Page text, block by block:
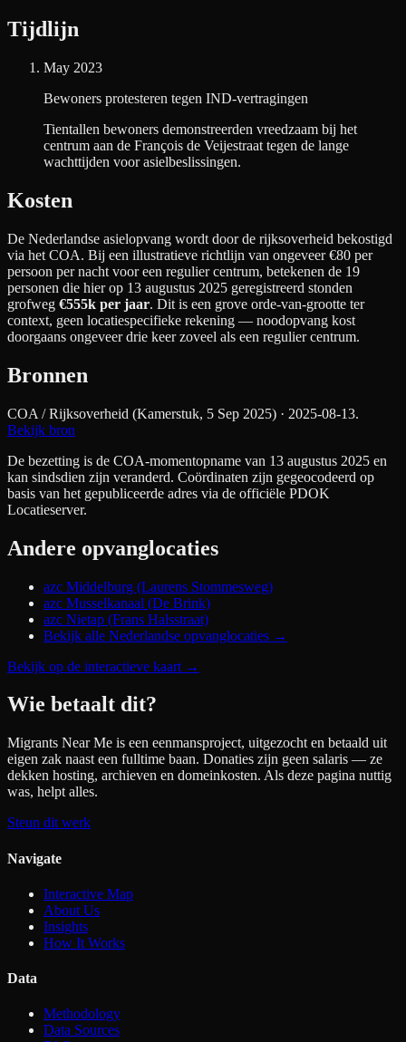
Tijdlijn
May 2023
Bewoners protesteren tegen IND-vertragingen
Tientallen bewoners demonstreerden vreedzaam bij het
centrum aan de François de Veijestraat tegen de lange
wachttijden voor asielbeslissingen.
Kosten
De Nederlandse asielopvang wordt door de rijksoverheid bekostigd
via het COA. Bij een illustratieve richtlijn van ongeveer €80 per
persoon per nacht voor een regulier centrum, betekenen de 19
personen die hier op 13 augustus 2025 geregistreerd stonden
grofweg €555k per jaar. Dit is een grove orde-van-grootte ter
context, geen locatiespecifieke rekening — noodopvang kost
doorgaans ongeveer drie keer zoveel als een regulier centrum.
Bronnen
COA / Rijksoverheid (Kamerstuk, 5 Sep 2025) · 2025-08-13.
Bekijk bron
De bezetting is de COA-momentopname van 13 augustus 2025 en
kan sindsdien zijn veranderd. Coördinaten zijn gegeocodeerd op
basis van het gepubliceerde adres via de officiële PDOK
Locatieserver.
Andere opvanglocaties
azc Middelburg (Laurens Stommesweg)
azc Musselkanaal (De Brink)
azc Nietap (Frans Halsstraat)
Bekijk alle Nederlandse opvanglocaties →
Bekijk op de interactieve kaart →
Wie betaalt dit?
Migrants Near Me is een eenmansproject, uitgezocht en betaald uit
eigen zak naast een fulltime baan. Donaties zijn geen salaris — ze
dekken hosting, archieven en domeinkosten. Als deze pagina nuttig
was, helpt alles.
Steun dit werk
Navigate
Interactive Map
About Us
Insights
How It Works
Data
Methodology
Data Sources